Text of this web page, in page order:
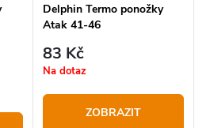
Delphin Termo ponožky
Atak 41-46
83 Kč
Na dotaz
ZOBRAZIT